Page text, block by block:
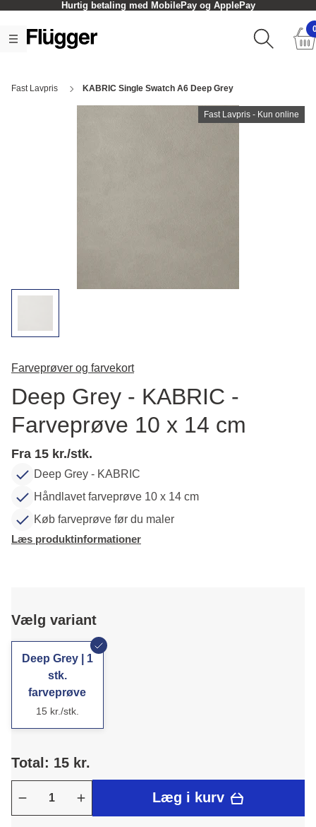
Hurtig betaling med MobilePay og ApplePay
Fast Lavpris KABRIC Single Swatch A6 Deep Grey
Fast Lavpris - Kun online
Farveprøver og farvekort
Deep Grey - KABRIC -
Farveprøve 10 x 14 cm
Fra 15 kr./stk.
Deep Grey - KABRIC
Håndlavet farveprøve 10 x 14 cm
Køb farveprøve før du maler
Læs produktinformationer
Vælg variant
Deep Grey | 1
stk.
farveprøve
15 kr./stk.
Total: 15 kr.
Læg i kurv